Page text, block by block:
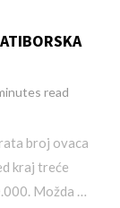
read
broj ovaca
kraj treće
Možda …